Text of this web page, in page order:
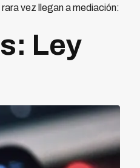
vez llegan a mediación:
Ley